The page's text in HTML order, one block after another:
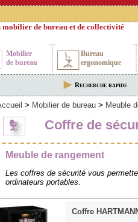
mobilier de bureau et de collectivité
Mobilier
de bureau
Bureau
ergonomique
Recherche rapide
> Mobilier de bureau > Meuble
Coffre de
Meuble de rangement
Les coffres de sécurité vous
ordinateurs portables.
Coffre